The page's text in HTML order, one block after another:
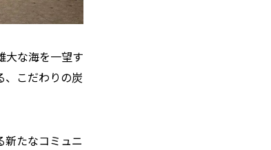
大な海を一望す
、こだわりの炭
たなコミュニ